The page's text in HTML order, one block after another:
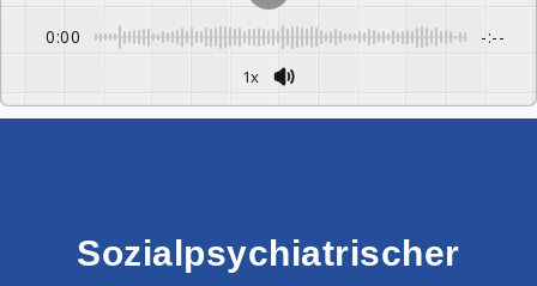
0:00 -:--
1x
Sozialpsychiatrischer